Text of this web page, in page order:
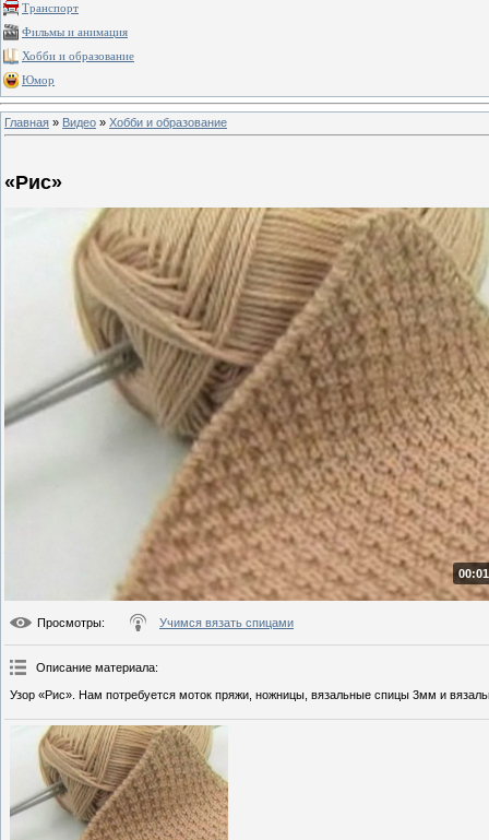
Транспорт
Фильмы и анимация
Хобби и образование
Юмор
Главная » Видео » Хобби и образование
«Рис»
Просмотры: Учимся вязать спицами
Описание материала:
Узор «Рис». Нам потребуется моток пряжи, ножницы, вязальные спицы 3мм и